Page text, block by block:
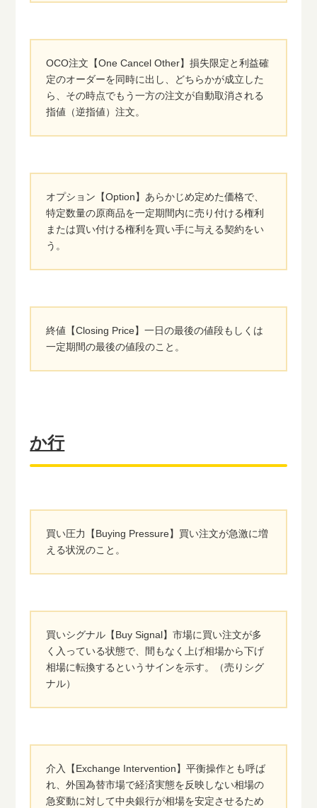
OCO注文【One Cancel Other】損失限定と利益確
定のオーダーを同時に出し、どちらかが成立した
ら、その時点でもう一方の注文が自動取消される
指値（逆指値）注文。
オプション【Option】あらかじめ定めた価格で、
特定数量の原商品を一定期間内に売り付ける権利
または買い付ける権利を買い手に与える契約をい
う。
終値【Closing Price】一日の最後の値段もしくは
一定期間の最後の値段のこと。
か行
買い圧力【Buying Pressure】買い注文が急激に増
える状況のこと。
買いシグナル【Buy Signal】市場に買い注文が多
く入っている状態で、間もなく上げ相場から下げ
相場に転換するというサインを示す。（売りシグ
ナル）
介入【Exchange Intervention】平衡操作とも呼ば
れ、外国為替市場で経済実態を反映しない相場の
急変動に対して中央銀行が相場を安定させるため